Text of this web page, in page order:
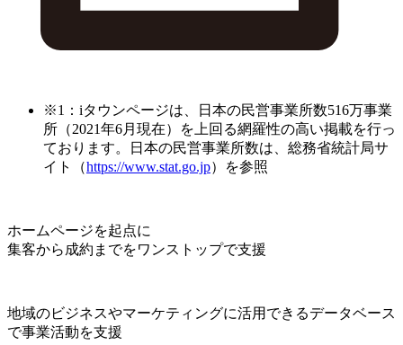
※1：iタウンページは、日本の民営事業所数516万事業
所（2021年6月現在）を上回る網羅性の高い掲載を行っ
ております。日本の民営事業所数は、総務省統計局サ
イト（https://www.stat.go.jp）を参照
ホームページを起点に
集客から成約までをワンストップで支援
地域のビジネスやマーケティングに活用できるデータベース
で事業活動を支援